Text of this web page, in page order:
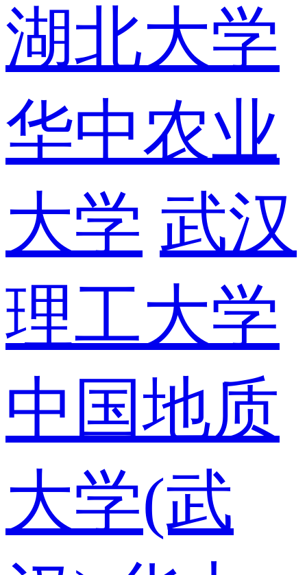
湖北大学
华中农业
大学 武汉
理工大学
中国地质
大学(武